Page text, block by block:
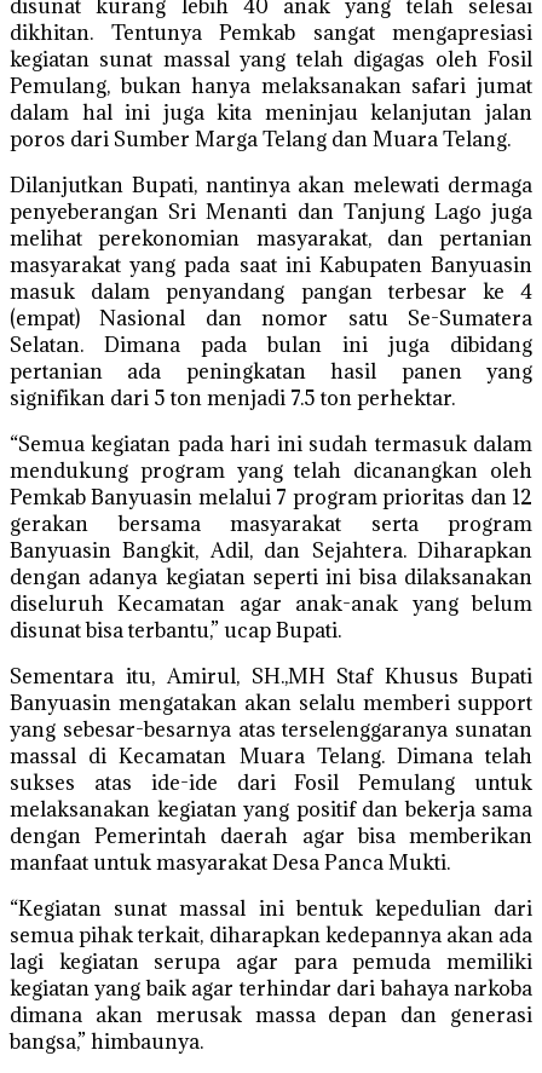
disunat kurang lebih 40 anak yang telah selesai
dikhitan. Tentunya Pemkab sangat mengapresiasi
kegiatan sunat massal yang telah digagas oleh Fosil
Pemulang, bukan hanya melaksanakan safari jumat
dalam hal ini juga kita meninjau kelanjutan jalan
poros dari Sumber Marga Telang dan Muara Telang.
Dilanjutkan Bupati, nantinya akan melewati dermaga
penyeberangan Sri Menanti dan Tanjung Lago juga
melihat perekonomian masyarakat, dan pertanian
masyarakat yang pada saat ini Kabupaten Banyuasin
masuk dalam penyandang pangan terbesar ke 4
(empat) Nasional dan nomor satu Se-Sumatera
Selatan. Dimana pada bulan ini juga dibidang
pertanian ada peningkatan hasil panen yang
signifikan dari 5 ton menjadi 7.5 ton perhektar.
“Semua kegiatan pada hari ini sudah termasuk dalam
mendukung program yang telah dicanangkan oleh
Pemkab Banyuasin melalui 7 program prioritas dan 12
gerakan bersama masyarakat serta program
Banyuasin Bangkit, Adil, dan Sejahtera. Diharapkan
dengan adanya kegiatan seperti ini bisa dilaksanakan
diseluruh Kecamatan agar anak-anak yang belum
disunat bisa terbantu,” ucap Bupati.
Sementara itu, Amirul, SH.,MH Staf Khusus Bupati
Banyuasin mengatakan akan selalu memberi support
yang sebesar-besarnya atas terselenggaranya sunatan
massal di Kecamatan Muara Telang. Dimana telah
sukses atas ide-ide dari Fosil Pemulang untuk
melaksanakan kegiatan yang positif dan bekerja sama
dengan Pemerintah daerah agar bisa memberikan
manfaat untuk masyarakat Desa Panca Mukti.
“Kegiatan sunat massal ini bentuk kepedulian dari
semua pihak terkait, diharapkan kedepannya akan ada
lagi kegiatan serupa agar para pemuda memiliki
kegiatan yang baik agar terhindar dari bahaya narkoba
dimana akan merusak massa depan dan generasi
bangsa,” himbaunya.